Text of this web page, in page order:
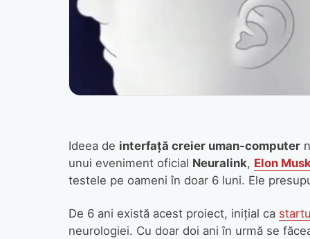
Ideea de interfaţă creier uman-computer
unui eveniment oficial Neuralink, Elon
testele pe oameni în doar 6 luni. Ele
De 6 ani există acest proiect, iniţial ca
neurologiei. Cu doar doi ani în urmă se